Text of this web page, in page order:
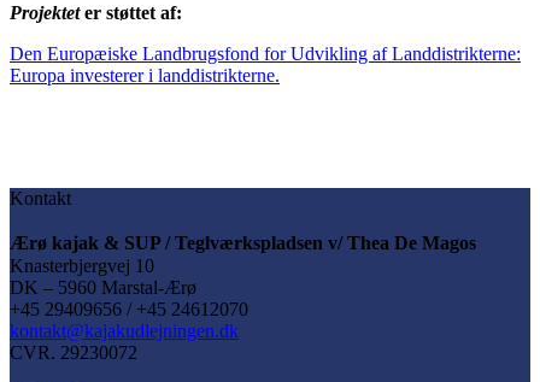
Projekteter støttet af:
Den Europæiske Landbrugsfond for Udvikling af Landdistrikterne:
Europa investerer i landdistrikterne.
Kontakt
Ærø kajak & SUP / Teglværkspladsen v/ Thea De Magos
Knasterbjergvej 10
DK – 5960 Marstal-Ærø
+45 29409656 / +45 24612070
kontakt@kajakudlejningen.dk
CVR. 29230072